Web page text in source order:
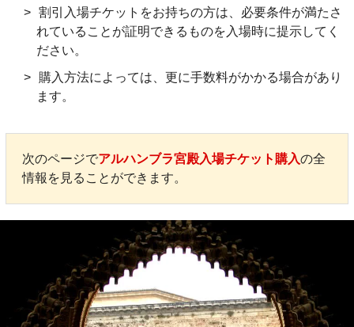
割引入場チケットをお持ちの方は、必要条件が満たさ
れていることが証明できるものを入場時に提示してく
ださい。
購入方法によっては、更に手数料がかかる場合があり
ます。
次のページでアルハンブラ宮殿入場チケット購入の全
情報を見ることができます。